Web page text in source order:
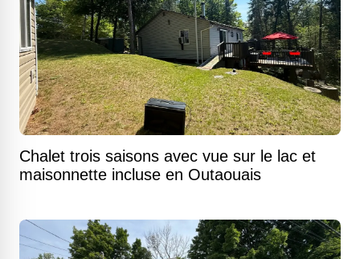
Chalet trois saisons avec vue sur le lac et
maisonnette incluse en Outaouais